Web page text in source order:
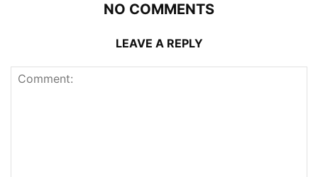
NO COMMENTS
LEAVE A REPLY